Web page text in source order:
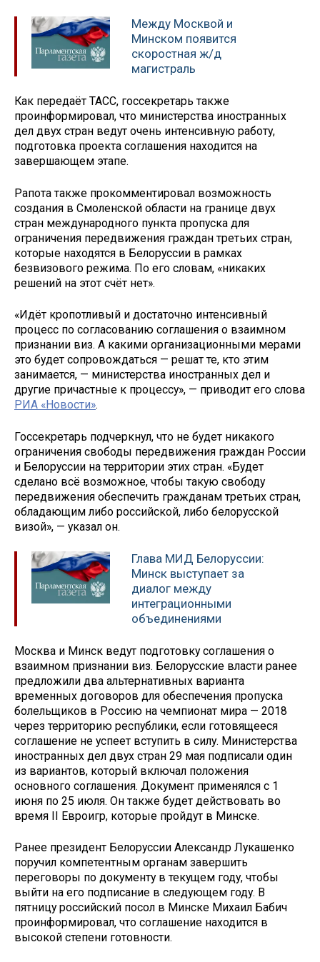
Между Москвой и
Минском появится
скоростная ж/д
магистраль
Как передаёт ТАСС, госсекретарь также
проинформировал, что министерства иностранных
дел двух стран ведут очень интенсивную работу,
подготовка проекта соглашения находится на
завершающем этапе.
Рапота также прокомментировал возможность
создания в Смоленской области на границе двух
стран международного пункта пропуска для
ограничения передвижения граждан третьих стран,
которые находятся в Белоруссии в рамках
безвизового режима. По его словам, «никаких
решений на этот счёт нет».
«Идёт кропотливый и достаточно интенсивный
процесс по согласованию соглашения о взаимном
признании виз. А какими организационными мерами
это будет сопровождаться — решат те, кто этим
занимается, — министерства иностранных дел и
другие причастные к процессу», — приводит его слова
РИА «Новости».
Госсекретарь подчеркнул, что не будет никакого
ограничения свободы передвижения граждан России
и Белоруссии на территории этих стран. «Будет
сделано всё возможное, чтобы такую свободу
передвижения обеспечить гражданам третьих стран,
обладающим либо российской, либо белорусской
визой», — указал он.
Глава МИД Белоруссии:
Минск выступает за
диалог между
интеграционными
объединениями
Москва и Минск ведут подготовку соглашения о
взаимном признании виз. Белорусские власти ранее
предложили два альтернативных варианта
временных договоров для обеспечения пропуска
болельщиков в Россию на чемпионат мира — 2018
через территорию республики, если готовящееся
соглашение не успеет вступить в силу. Министерства
иностранных дел двух стран 29 мая подписали один
из вариантов, который включал положения
основного соглашения. Документ применялся с 1
июня по 25 июля. Он также будет действовать во
время II Евроигр, которые пройдут в Минске.
Ранее президент Белоруссии Александр Лукашенко
поручил компетентным органам завершить
переговоры по документу в текущем году, чтобы
выйти на его подписание в следующем году. В
пятницу российский посол в Минске Михаил Бабич
проинформировал, что соглашение находится в
высокой степени готовности.